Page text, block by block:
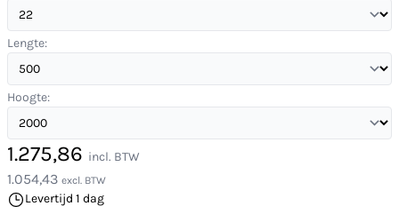
Lengte:
Hoogte:
1.275,86 incl. BTW
1.054,43 excl. BTW
Levertijd 1 dag